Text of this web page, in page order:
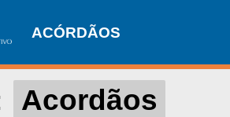
ACÓRDÃOS
Acordãos